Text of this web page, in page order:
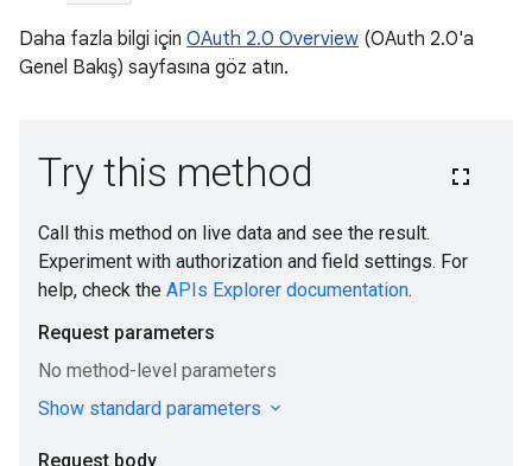
Daha fazla bilgi için OAuth 2.0 Overview (OAuth 2.0'a
Genel Bakış) sayfasına göz atın.